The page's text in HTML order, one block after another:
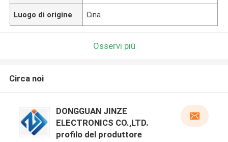
Luogo di origine Cina
Osservi più
Circa noi
DONGGUAN JINZE
ELECTRONICS CO.,LTD.
profilo del produttore